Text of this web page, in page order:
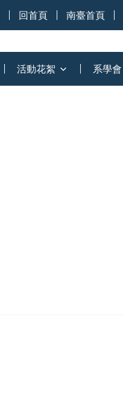
回首頁 南臺首頁
活動花絮 系學會